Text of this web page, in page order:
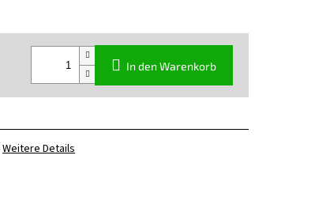
In den Warenkorb
Weitere Details